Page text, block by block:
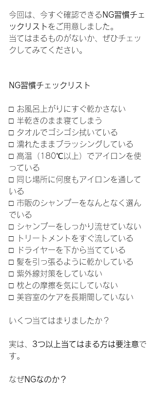
今回は、今すぐ確認できるNG習慣チェ
ックリストをご用意しました。
当てはまるものがないか、ぜひチェッ
クしてみてください。
NG習慣チェックリスト
□ お風呂上がりにすぐ乾かさない
□ 半乾きのまま寝てしまう
□ タオルでゴシゴシ拭いている
□ 濡れたままブラッシングしている
□ 高温（180℃以上）でアイロンを使
っている
□ 同じ場所に何度もアイロンを通して
いる
□ 市販のシャンプーをなんとなく選ん
でいる
□ シャンプーをしっかり流せていない
□ トリートメントをすぐ流している
□ ドライヤーを下から当てている
□ 髪を引っ張るように乾かしている
□ 紫外線対策をしていない
□ 枕との摩擦を気にしていない
□ 美容室のケアを長期間していない
いくつ当てはまりましたか？
実は、 3つ以上当てはまる方は要注意で
す。
なぜNGなのか？